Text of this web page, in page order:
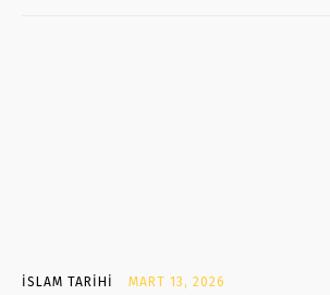
İSLAM TARIHI MART 13, 2026